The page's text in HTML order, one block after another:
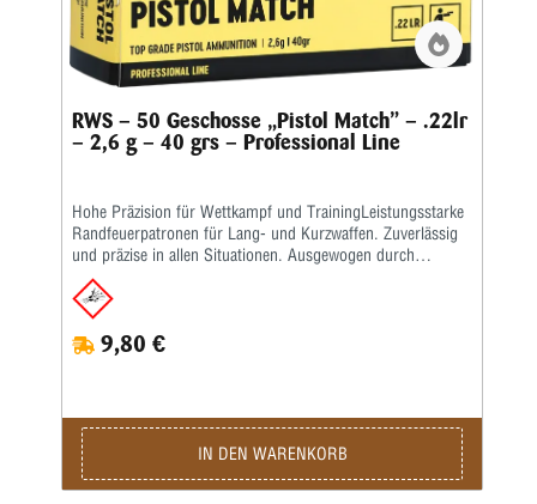
RWS – 50 Geschosse „Pistol Match” – .22lr
– 2,6 g – 40 grs – Professional Line
Hohe Präzision für Wettkampf und TrainingLeistungsstarke
Randfeuerpatronen für Lang- und Kurzwaffen. Zuverlässig
und präzise in allen Situationen. Ausgewogen durch
spezielle Zusammenstellung hochwertiger Komponenten –
vom Geschoss über das ausgewählte Pulver bis hin zur
hochpräzisen Laborierung.Die Merkmale auf einen Blick:
Sichere Funktion und hohe Präzision Ideal für Sport- und
Standardpistole auf 25 m • Zuverlässige Funktion auch in
Überzeugendes Preis-Leistungs-Verhältnis • Kaliber: .22
lang für Büchsen • Bleigeschoss, 2,6 g, V0 275 m/s
(Lauflänge: 13 cm)Kaliber: .22 lr • Gewicht: 2,6 g • Grains:
40 • Geschoss-Art: BR • Bleifrei: Nein • Waffentyp: Pistole •
9,80 €
IN DEN WARENKORB